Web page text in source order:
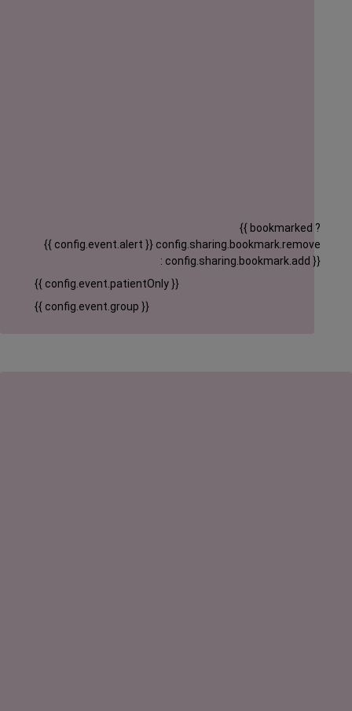
{{ config.event.alert }}
{{ bookmarked ?
config.sharing.bookmark.remove
: config.sharing.bookmark.add }}
{{ config.event.patientOnly }}
{{ config.event.group }}